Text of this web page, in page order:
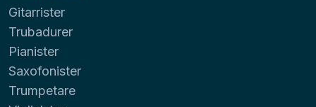
Gitarrister
Trubadurer
Pianister
Saxofonister
Trumpetare